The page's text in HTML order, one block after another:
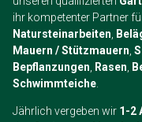
ihr kompetenter Partner
Natursteinarbeiten
Mauern / Stützmauern
Bepflanzungen
Rasen
Schwimmteiche
Jährlich vergeben wir 1-2